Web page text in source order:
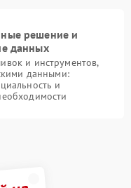
решение и
данных
и инструментов,
данными:
и